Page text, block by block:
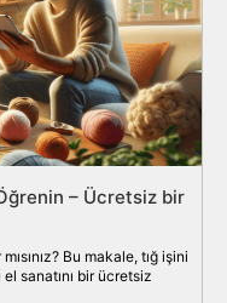
– Ücretsiz bir
Bu makale, tığ işini
sanatını bir ücretsiz